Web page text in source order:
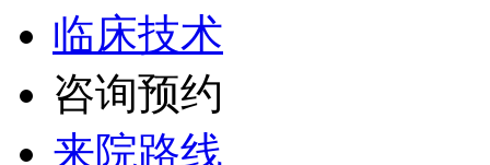
临床技术
咨询预约
来院路线